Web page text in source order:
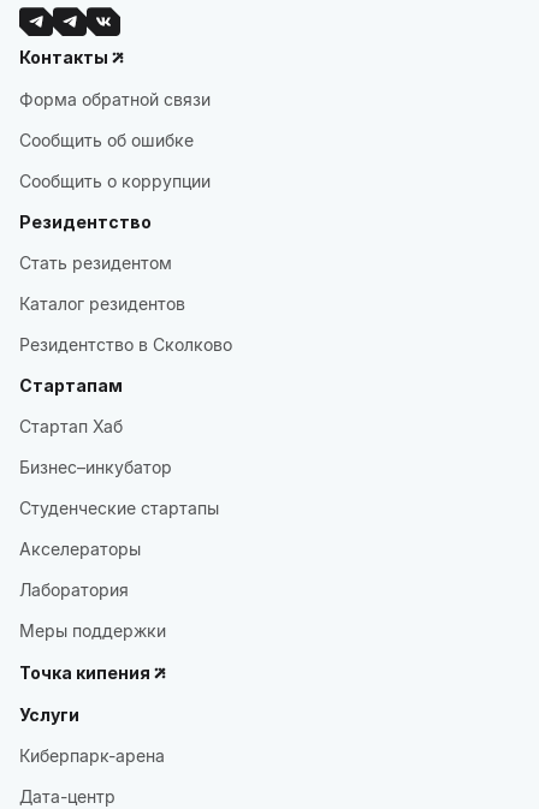
Контакты
Форма обратной связи
Сообщить об ошибке
Сообщить о коррупции
Резидентство
Стать резидентом
Каталог резидентов
Резидентство в Сколково
Стартапам
Стартап Хаб
Бизнес–инкубатор
Студенческие стартапы
Акселераторы
Лаборатория
Меры поддержки
Точка кипения
Услуги
Киберпарк-арена
Дата-центр